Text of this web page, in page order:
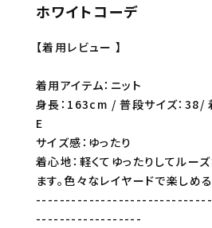
ホワイトコーデ
【着用レビュー 】
着用アイテム：ニット
身長：163cm / 普段サイズ：38/
E
サイズ感：ゆったり
着心地：軽くてゆったりしてルー
ます。色々なレイヤードで楽しめ
------------------